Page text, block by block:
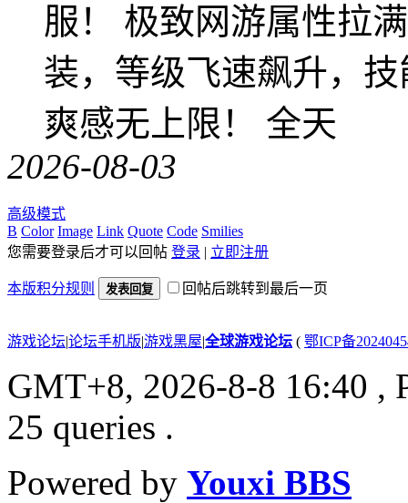
服！ 极致网游属性拉
装，等级飞速飙升，
爽感无上限！ 全天
2026-08-03
高级模式
B Color Image Link Quote Code Smilies
您需要登录后才可以回帖 登录 | 立即注册
本版积分规则 发表回复 回帖后跳转到最后一页
游戏论坛|论坛手机版|游戏黑屋|全球游戏论坛 ( 鄂ICP备
GMT+8, 2026-8-8 16:40 ,
25 queries .
Powered by Youxi BBS